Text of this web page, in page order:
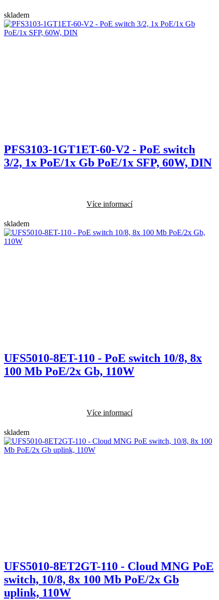
skladem
PFS3103-1GT1ET-60-V2 - PoE switch
3/2, 1x PoE/1x Gb PoE/1x SFP, 60W, DIN
Více informací
skladem
UFS5010-8ET-110 - PoE switch 10/8, 8x
100 Mb PoE/2x Gb, 110W
Více informací
skladem
UFS5010-8ET2GT-110 - Cloud MNG PoE
switch, 10/8, 8x 100 Mb PoE/2x Gb
uplink, 110W